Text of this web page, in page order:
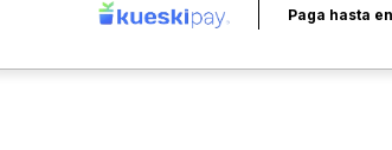
Paga hasta